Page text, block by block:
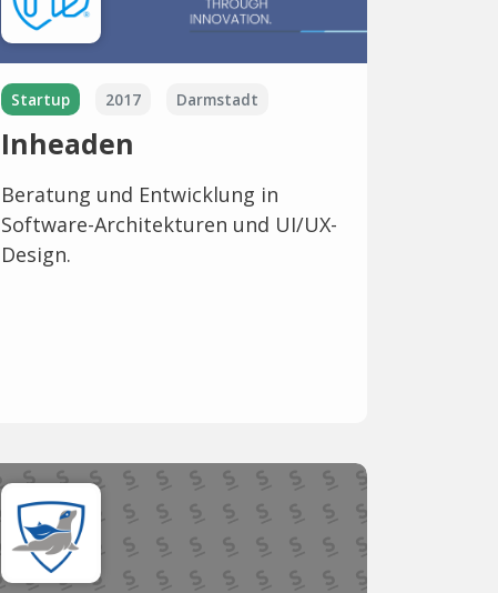
Startup 2017 Darmstadt
Inheaden
Beratung und Entwicklung in
Software-Architekturen und UI/UX-
Design.